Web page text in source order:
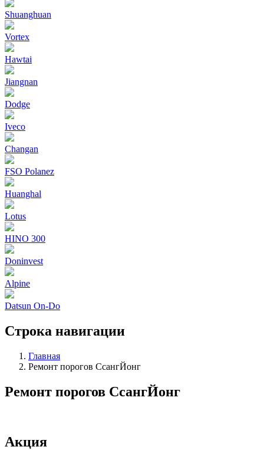
Shuanghuan
Vortex
Hawtai
Jiangnan
Dodge
Iveco
Changan
FSO Polanez
Huanghal
Lotus
HINO 300
Doninvest
Alpine
Datsun On-Do
Строка навигации
Главная
Ремонт порогов СсангЙонг
Ремонт порогов СсангЙонг
Акция